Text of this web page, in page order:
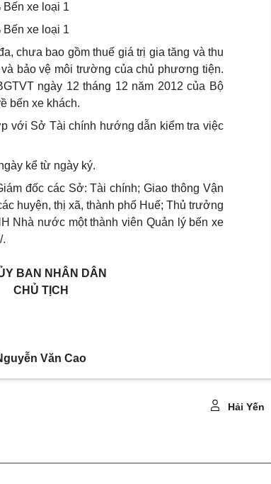
Bến xe loại 1
Bến xe loại 1
chưa bao gồm thuế giá trị gia tăng và thu
bảo vệ môi trường của chủ phương tiện.
ngày 12 tháng 12 năm 2012 của Bộ
bến xe khách.
với Sở Tài chính hướng dẫn kiểm tra việc
kể từ ngày ký.
đốc các Sở: Tài chính; Giao thông Vận
huyện, thị xã, thành phố Huế; Thủ trưởng
Nhà nước một thành viên Quản lý bến xe
.
BAN NHÂN DÂN
CHỦ TỊCH
Văn Cao
Hải Yến